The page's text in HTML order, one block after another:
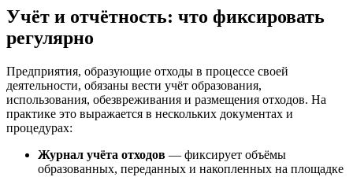
Учёт и отчётность: что фиксировать
регулярно
Предприятия, образующие отходы в процессе своей
деятельности, обязаны вести учёт образования,
использования, обезвреживания и размещения отходов. На
практике это выражается в нескольких документах и
процедурах:
Журнал учёта отходов — фиксирует объёмы
образованных, переданных и накопленных на площадке